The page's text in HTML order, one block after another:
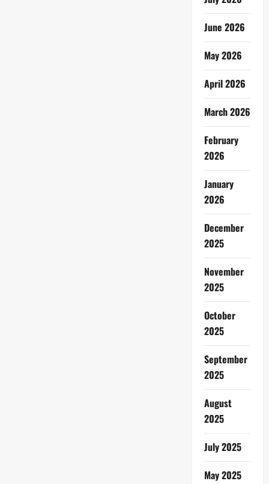
June 2026
May 2026
April 2026
March 2026
February
2026
January
2026
December
2025
November
2025
October
2025
September
2025
August
2025
July 2025
May 2025